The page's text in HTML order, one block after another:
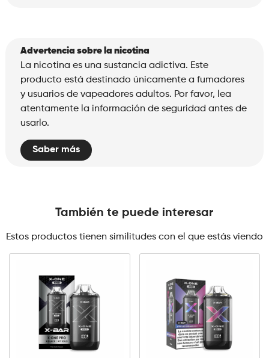
Advertencia sobre la nicotina
La nicotina es una sustancia adictiva. Este
producto está destinado únicamente a fumadores
y usuarios de vapeadores adultos. Por favor, lea
atentamente la información de seguridad antes de
usarlo.
Saber más
También te puede interesar
Estos productos tienen similitudes con el que estás viendo
X-
One
Pro